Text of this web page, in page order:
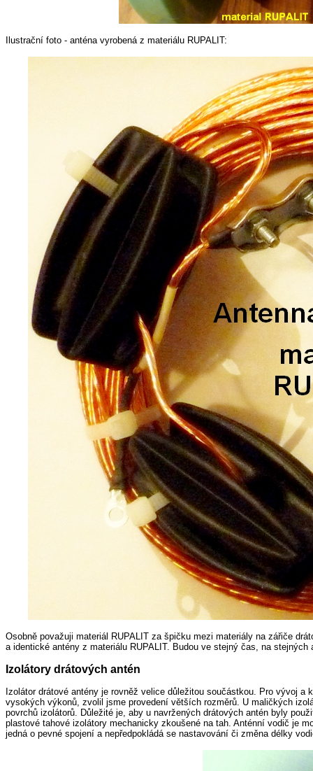
Ilustrační foto - anténa vyrobená z materiálu RUPALIT:
Osobně považuji materiál RUPALIT za špičku mezi materiály na zářiče
a identické antény z materiálu RUPALIT. Budou ve stejný čas, na
Izolátory drátových antén
Izolátor drátové antény je rovněž velice důležitou součástkou. Pro vývoj
vysokých výkonů, zvolil jsme provedení větších rozměrů. U maličkých
povrchů izolátorů. Důležité je, aby u navržených drátových antén byly
plastové tahové izolátory mechanicky zkoušené na tah. Anténní vodič je
jedná o pevné spojení a nepředpokládá se nastavování či změna délky